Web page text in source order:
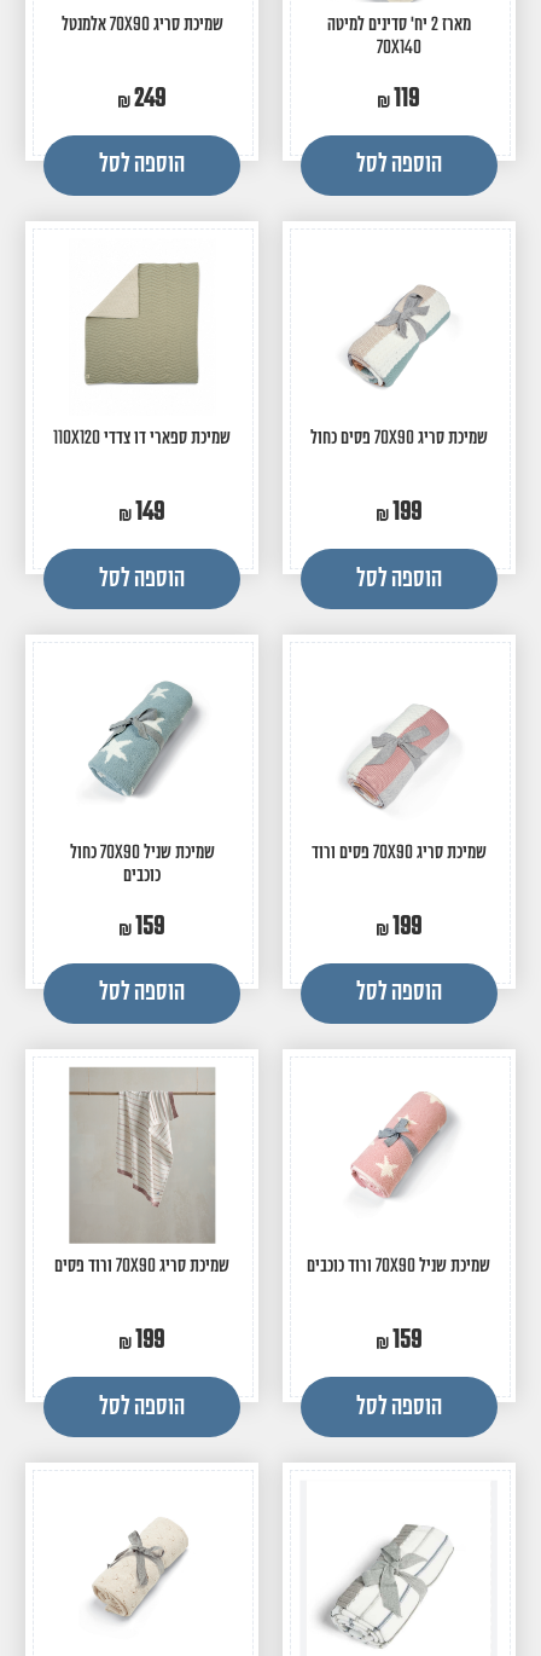
מארז 2 יח' סדינים למיטה
70X140
119
הוספה לסל
שמיכת סריג 70X90 אלמנטל
249
הוספה לסל
שמיכת סריג 70X90 פסים כחול
199
הוספה לסל
שמיכת ספארי דו צדדי 110X120
149
הוספה לסל
שמיכת סריג 70X90 פסים ורוד
199
הוספה לסל
שמיכת שניל 70X90 כחול
כוכבים
159
הוספה לסל
שמיכת שניל 70X90 ורוד כוכבים
159
הוספה לסל
שמיכת סריג 70X90 ורוד פסים
199
הוספה לסל